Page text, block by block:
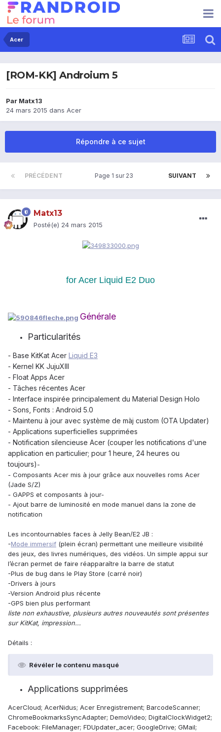
Acer
[ROM-KK] Androium 5
Par Matx13
24 mars 2015 dans Acer
Répondre à ce sujet
PRÉCÉDENT SUIVANT
Page 1 sur 23
Matx13
Posté(e) 24 mars 2015
for Acer Liquid E2 Duo
Générale
Particularités
- Base KitKat Acer Liquid E3
- Kernel KK JujuXIII
- Float Apps Acer
- Tâches récentes Acer
- Interface inspirée principalement du Material Design Holo
- Sons, Fonts : Android 5.0
- Maintenu à jour avec système de màj custom (OTA Updater)
- Applications superficielles supprimées
- Notification silencieuse Acer (couper les notifications d'une
application en particulier; pour 1 heure, 24 heures ou
toujours)-
- Composants Acer mis à jour grâce aux nouvelles roms Acer
(Jade S/Z)
- GAPPS et composants à jour-
- Ajout barre de luminosité en mode manuel dans la zone de
notification
Les incontournables faces à Jelly Bean/E2 JB :
-Mode immersif (plein écran) permettant une meilleure visibilité
des jeux, des livres numériques, des vidéos. Un simple appui sur
l’écran permet de faire réapparaître la barre de statut
-Plus de bug dans le Play Store (carré noir)
-Drivers à jours
-Version Android plus récente
-GPS bien plus performant
liste non exhaustive, plusieurs autres nouveautés sont présentes
sur KitKat, impression...
Détails :
Révéler le contenu masqué
Applications supprimées
AcerCloud; AcerNidus; Acer Enregistrement; BarcodeScanner;
ChromeBookmarksSyncAdapter; DemoVideo; DigitalClockWidget2;
Facebook: FileManager; FDUpdater_acer; GoogleDrive; GMail;